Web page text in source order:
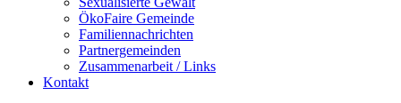
ÖkoFaire Gemeinde
Familiennachrichten
Partnergemeinden
Zusammenarbeit / Links
Kontakt